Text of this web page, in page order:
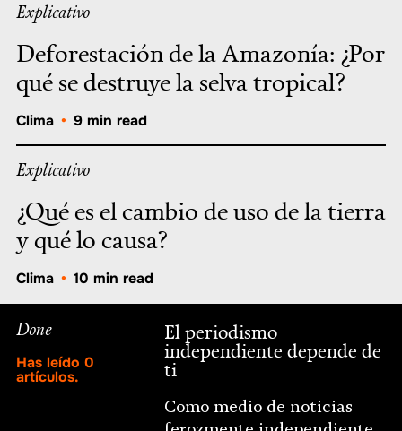
Explicativo
Deforestación de la Amazonía: ¿Por
qué se destruye la selva tropical?
Clima • 9 min read
Explicativo
¿Qué es el cambio de uso de la tierra
y qué lo causa?
Clima • 10 min read
Done
Has leído 0
artículos.
El periodismo
independiente depende de
ti
Como medio de noticias